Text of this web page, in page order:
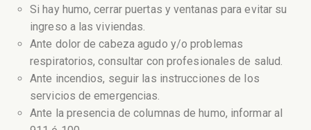
Si hay humo, cerrar puertas y ventanas para evitar su
ingreso a las viviendas.
Ante dolor de cabeza agudo y/o problemas
respiratorios, consultar con profesionales de salud.
Ante incendios, seguir las instrucciones de los
servicios de emergencias.
Ante la presencia de columnas de humo, informar al